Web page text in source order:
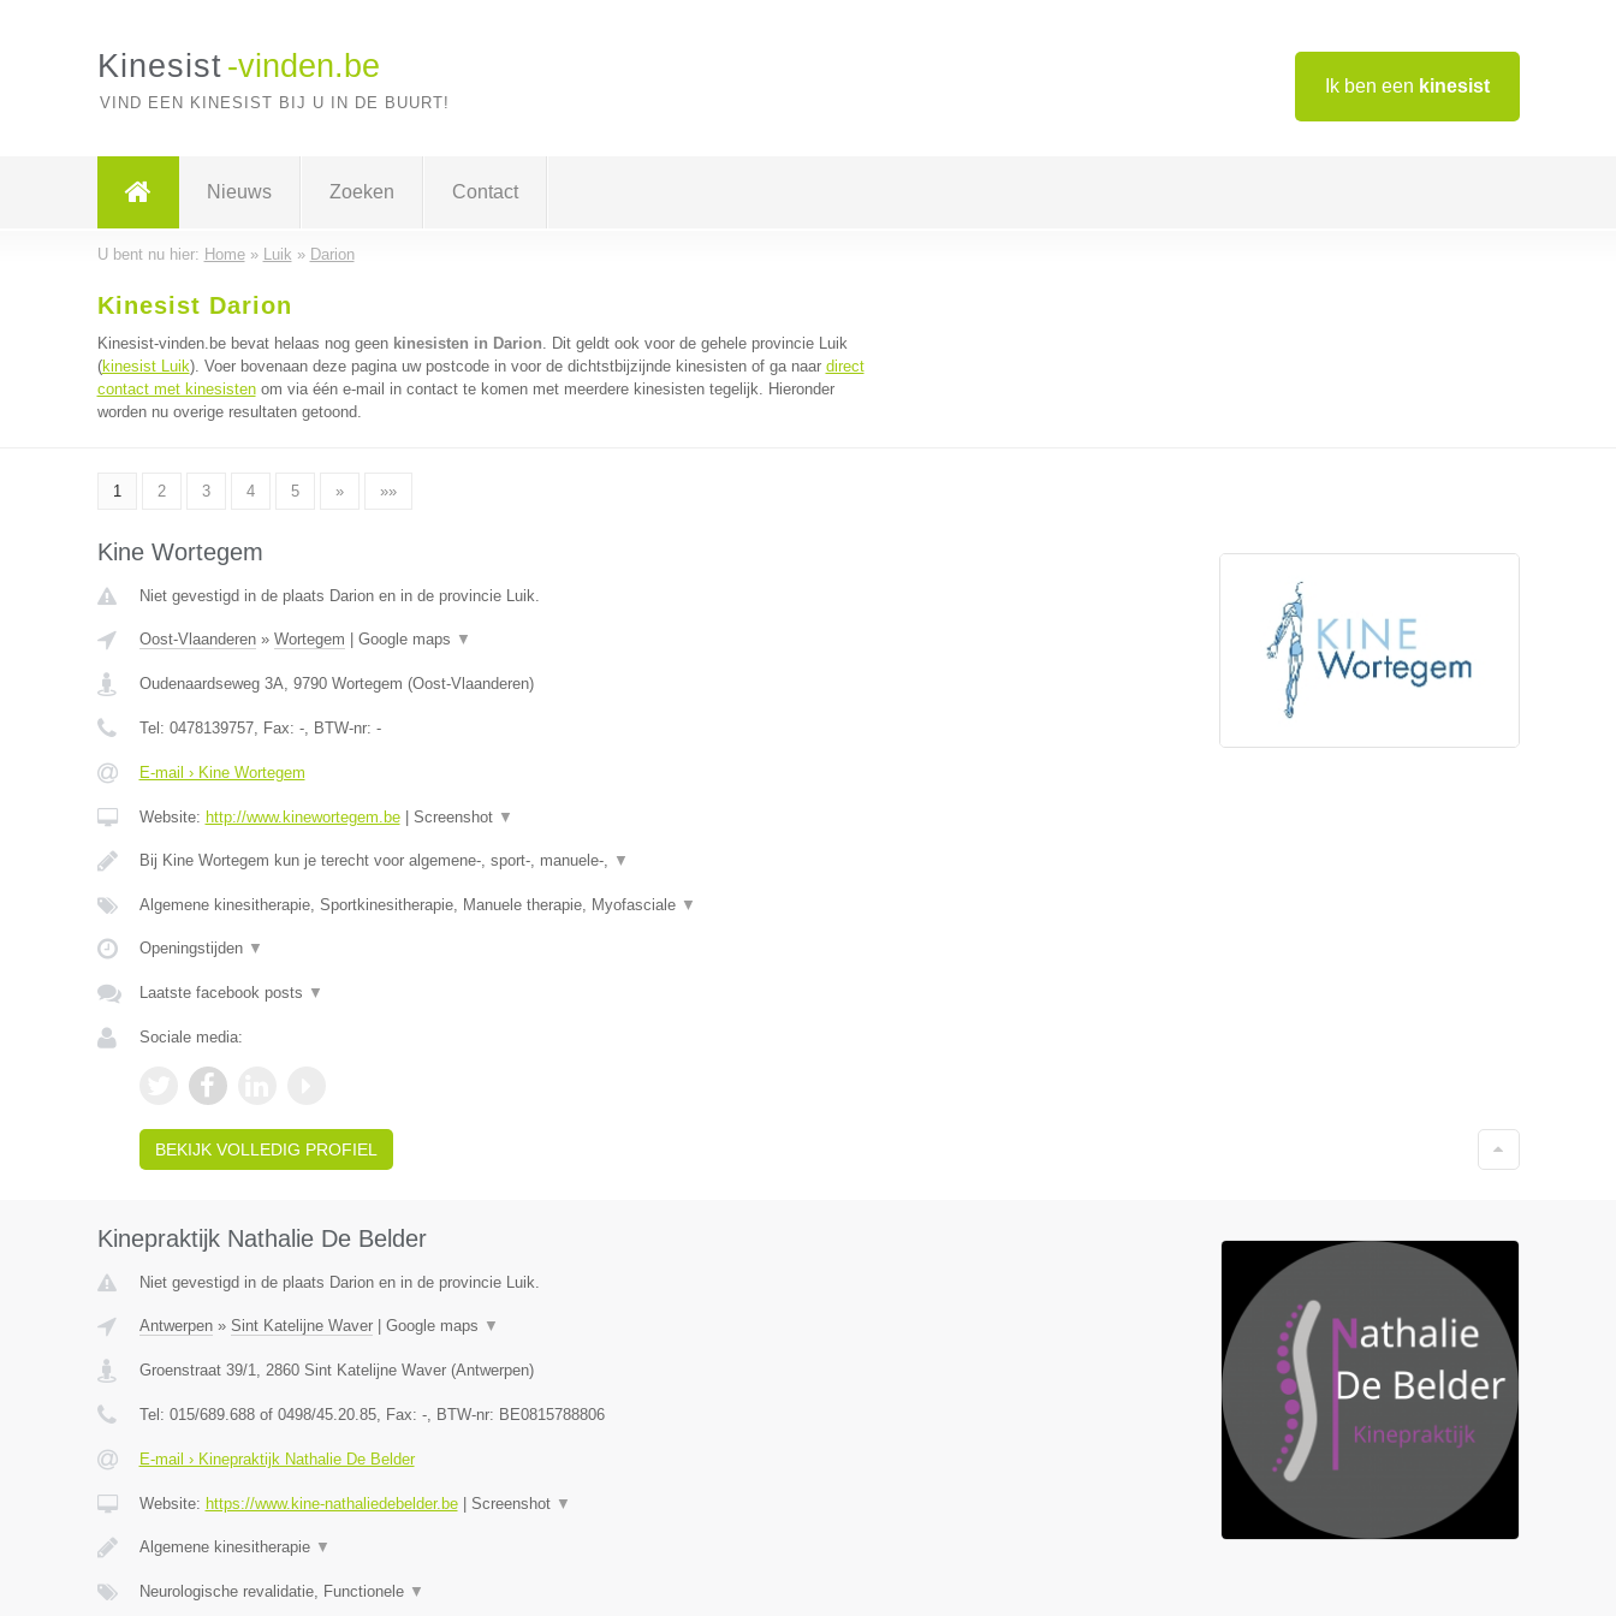
Ik ben een kinesist
Kinesist -vinden.be
VIND EEN KINESIST BIJ U IN DE BUURT!
Nieuws Zoeken Contact
U bent nu hier: Home» Luik » Darion
Kinesist Darion
Kinesist-vinden.be bevat helaas nog geen kinesisten in Darion. Dit geldt ook voor de gehele provincie Luik
(kinesist Luik). Voer bovenaan deze pagina uw postcode in voor de dichtstbijzijnde kinesisten of ga naar direct
contact met kinesistenom via één e-mail in contact te komen met meerdere kinesisten tegelijk. Hieronder
worden nu overige resultaten getoond.
1 2 3 4 5 » »»
Kine Wortegem
Niet gevestigd in de plaats Darion en in de provincie Luik.
Oost-Vlaanderen» Wortegem Google maps ▼
Oudenaardseweg 3A, 9790 Wortegem (Oost-Vlaanderen)
Tel: 0478139757, Fax: -, BTW-nr: -
E-mail › Kine Wortegem
Website: http://www.kinewortegem.be| Screenshot ▼
Bij Kine Wortegem kun je terecht voor algemene-, sport-, manuele-, ▼
Algemene kinesitherapie, Sportkinesitherapie, Manuele therapie, Myofasciale ▼
Openingstijden ▼
Laatste facebook posts ▼
Sociale media:
BEKIJK VOLLEDIG PROFIEL
Kinepraktijk Nathalie De Belder
Niet gevestigd in de plaats Darion en in de provincie Luik.
Antwerpen» Sint Katelijne Waver| Google maps ▼
Groenstraat 39/1, 2860 Sint Katelijne Waver(Antwerpen)
Tel: 015/689.688 of 0498/45.20.85, Fax: -, BTW-nr: BE0815788806
E-mail › Kinepraktijk Nathalie De Belder
Website: https://www.kine-nathaliedebelder.be| Screenshot ▼
Algemene kinesitherapie ▼
Neurologische revalidatie, Functionele ▼